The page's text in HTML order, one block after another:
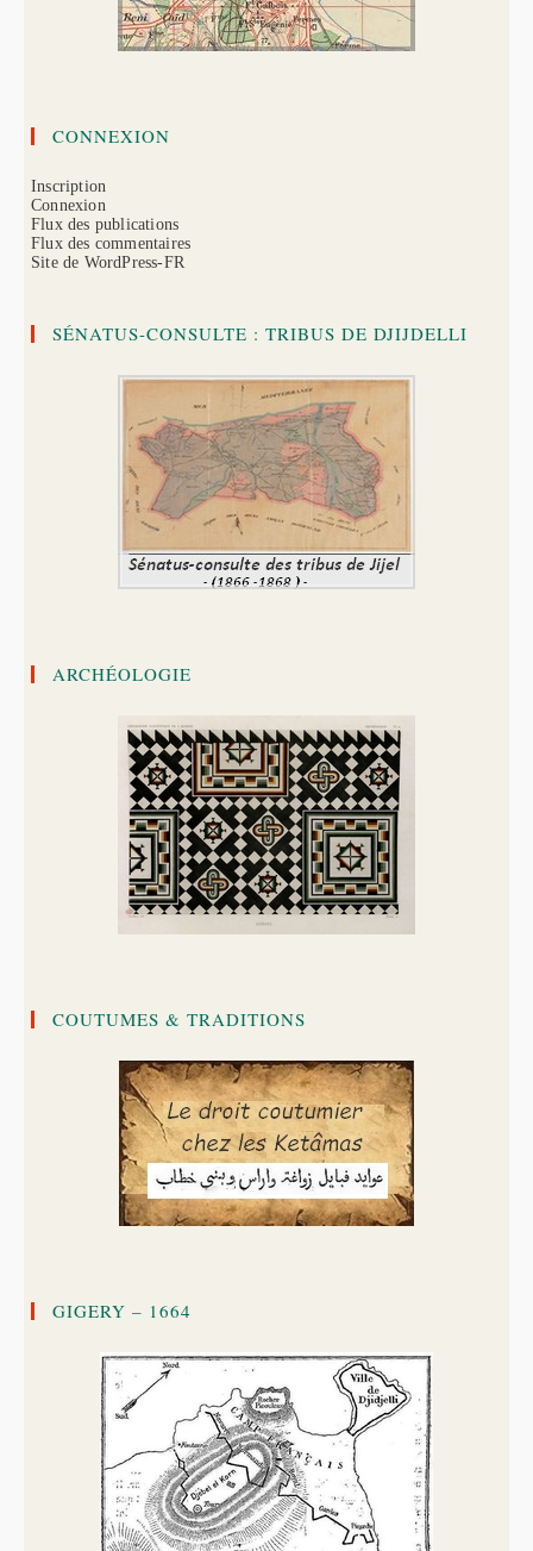
CONNEXION
Inscription
Connexion
Flux des publications
Flux des commentaires
Site de WordPress-FR
SÉNATUS-CONSULTE : TRIBUS DE DJIJDELLI
ARCHÉOLOGIE
COUTUMES & TRADITIONS
GIGERY – 1664